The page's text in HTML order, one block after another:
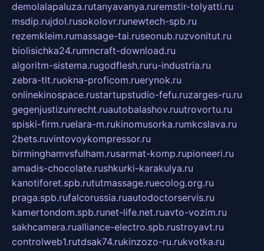
demolalapaluza.rutanyavanya.ruremstir-tolyatti.ru
msdip.rujdol.rusokolovr.runewtech-spb.ru
rezemkleim.rumassage-tai.ruseonub.ruzvonitut.ru
biolisichka24.rumncraft-download.ru
algoritm-sistema.rugodflesh.ruru-industria.ru
zebra-tlt.ruokna-proficom.ruerynok.ru
onlinekinospace.rustartupstudio-fefu.ruzarges-ru.ru
gegenjustizunrecht.ruautobalashov.ruutrovortu.ru
spiski-firm.ruelara-m.rukinomusorka.rumkcslava.ru
2bets.ruvintovoykompressor.ru
birminghamvsfulham.rusarmat-komp.rupioneeri.ru
amadis-chocolate.rushkurki-karakulya.ru
kanotiforet.spb.rututmassage.ruecolog.org.ru
praga.spb.rufalcorussia.ruautodoctorservis.ru
kamertondom.spb.runet-life.net.ruavto-vozim.ru
sakhcamera.rualliance-electro.spb.rustroyavt.ru
controlweb1.rutdsak74.rukinzozo-ru.rukvotka.ru